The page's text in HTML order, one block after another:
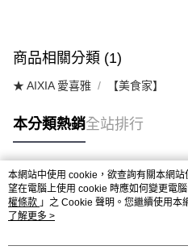
商品相關分類 (1)
★ AIXIA 愛喜雅 【美食家】
本分類熱銷全站排行
熱門標籤
本網站中使用 cookie，欲查詢有關本網
望在電腦上使用 cookie 時應如何變更電
權條款 」之 Cookie 聲明。您繼續使用本
用條款之 Cookie 聲明使用 cookie。
了解更多 >